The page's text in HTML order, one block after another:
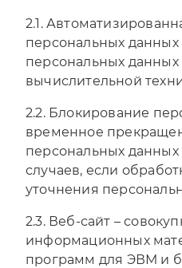
2.1.
персональных данных
персональных
вычислительной
2.2. Блокирование
временное
персональных
случаев, если
уточнения
2.3. Веб-сайт –
информационных
программ для ЭВМ и